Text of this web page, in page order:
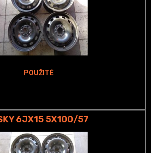
POUŽITÉ
6JX15 5X100/57